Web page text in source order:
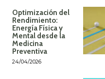
Optimización del
Rendimiento:
Energía Física y
Mental desde la
Medicina
Preventiva
24/04/2026